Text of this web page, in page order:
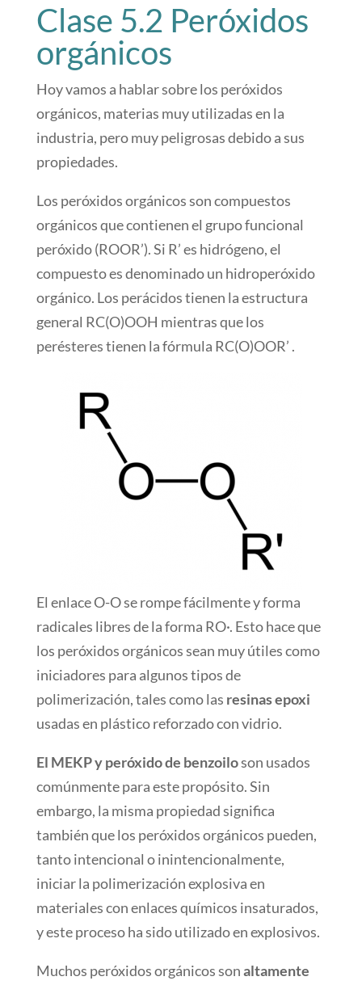
Clase 5.2 Peróxidos
orgánicos
Hoy vamos a hablar sobre los peróxidos
orgánicos, materias muy utilizadas en la
industria, pero muy peligrosas debido a sus
propiedades.
Los peróxidos orgánicos son compuestos
orgánicos que contienen el grupo funcional
peróxido (ROOR’). Si R’ es hidrógeno, el
compuesto es denominado un hidroperóxido
orgánico. Los perácidos tienen la estructura
general RC(O)OOH mientras que los
perésteres tienen la fórmula RC(O)OOR’ .
El enlace O-O se rompe fácilmente y forma
radicales libres de la forma RO·. Esto hace que
los peróxidos orgánicos sean muy útiles como
iniciadores para algunos tipos de
polimerización, tales como las resinas epoxi
usadas en plástico reforzado con vidrio.
El MEKP y peróxido de benzoiloson usados
comúnmente para este propósito. Sin
embargo, la misma propiedad significa
también que los peróxidos orgánicos pueden,
tanto intencional o inintencionalmente,
iniciar la polimerización explosiva en
materiales con enlaces químicos insaturados,
y este proceso ha sido utilizado en explosivos.
Muchos peróxidos orgánicos sonaltamente